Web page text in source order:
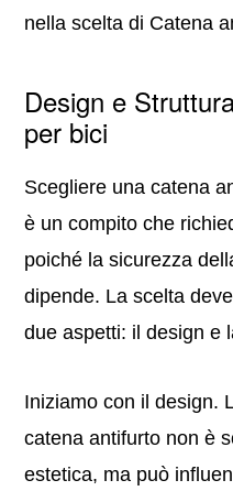
nella scelta di Catena
Design e
per bici
Scegliere una catena
è un compito che
poiché la sicurezza
dipende. La scelta
due aspetti: il design e
Iniziamo con il design.
catena antifurto non è
estetica, ma può